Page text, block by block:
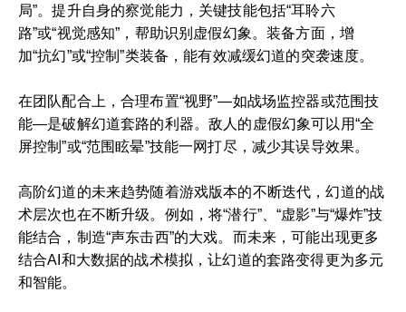
局”。提升自身的察觉能力，关键技能包括“耳聆六
路”或“视觉感知”，帮助识别虚假幻象。装备方面，增
加“抗幻”或“控制”类装备，能有效减缓幻道的突袭速度。
在团队配合上，合理布置“视野”—如战场监控器或范围技
能—是破解幻道套路的利器。敌人的虚假幻象可以用“全
屏控制”或“范围眩晕”技能一网打尽，减少其误导效果。
高阶幻道的未来趋势随着游戏版本的不断迭代，幻道的战
术层次也在不断升级。例如，将“潜行”、“虚影”与“爆炸”技
能结合，制造“声东击西”的大戏。而未来，可能出现更多
结合AI和大数据的战术模拟，让幻道的套路变得更为多元
和智能。